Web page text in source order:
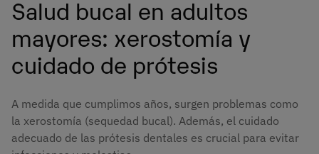
Salud bucal en adultos
mayores: xerostomía y
cuidado de prótesis
A medida que cumplimos años, surgen problemas como
la xerostomía (sequedad bucal). Además, el cuidado
adecuado de las prótesis dentales es crucial para evitar